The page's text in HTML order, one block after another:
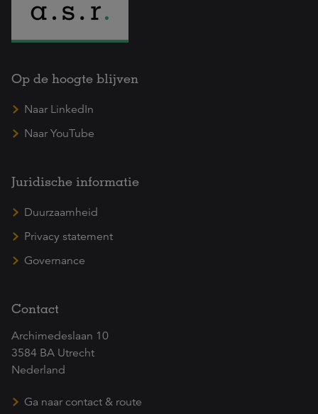
Op de hoogte blijven
Naar LinkedIn
Naar YouTube
Juridische informatie
Duurzaamheid
Privacy statement
Governance
Contact
Archimedeslaan 10
3584 BA Utrecht
Nederland
Ga naar contact & route